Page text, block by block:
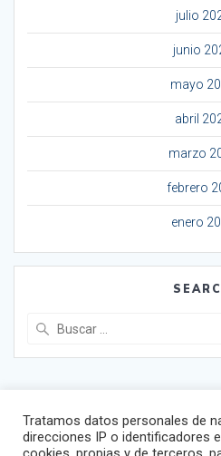
julio
junio
mayo
abril
marzo
febrero
enero
Tratamos datos personales de
direcciones IP o identificadores